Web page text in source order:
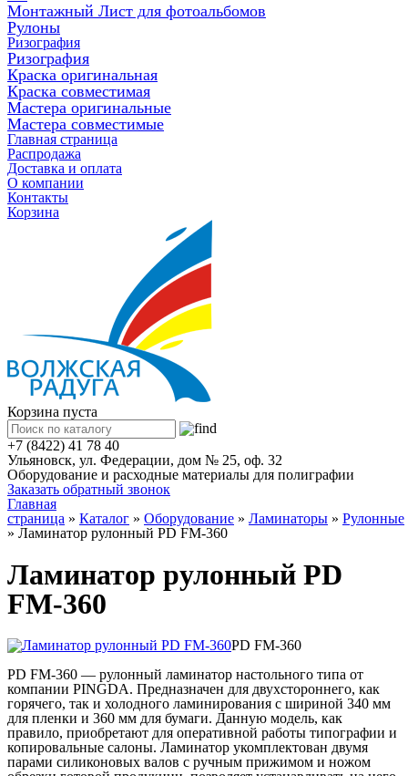
Монтажный Лист для фотоальбомов
Рулоны
Ризография
Ризография
Краска оригинальная
Краска совместимая
Мастера оригинальные
Мастера совместимые
Главная страница
Распродажа
Доставка и оплата
О компании
Контакты
Корзина
Корзина пуста
+7 (8422) 41 78 40
Ульяновск, ул. Федерации, дом № 25, оф. 32
Оборудование и расходные материалы для полиграфии
Заказать обратный звонок
Главная
страница » Каталог » Оборудование » Ламинаторы » Рулонные
» Ламинатор рулонный PD FM-360
Ламинатор рулонный PD
FM-360
PD FM-360
PD FM-360 — рулонный ламинатор настольного типа от
компании PINGDA. Предназначен для двухстороннего, как
горячего, так и холодного ламинирования с шириной 340 мм
для пленки и 360 мм для бумаги. Данную модель, как
правило, приобретают для оперативной работы типографии и
копировальные салоны. Ламинатор укомплектован двумя
парами силиконовых валов с ручным прижимом и ножом